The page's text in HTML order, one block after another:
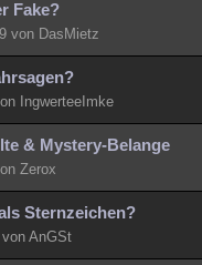
Fake?
von DasMietz
IngwerteeImke
& Mystery-Belange
Zerox
Sternzeichen?
AnGSt